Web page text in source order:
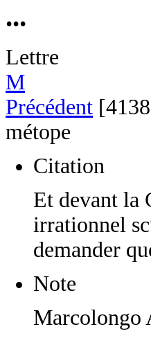
...
Lettre
M
Précédent
métope
Citation
Et devant la
irrationnel
demander
Note
Marcolongo